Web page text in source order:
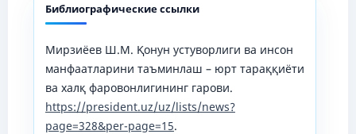
Библиографические ссылки
Мирзиёев Ш.М. Қонун устуворлиги ва инсон
манфаатларини таъминлаш – юрт тараққиёти
ва халқ фаровонлигининг гарови.
https://president.uz/uz/lists/news?
page=328&per-page=15.